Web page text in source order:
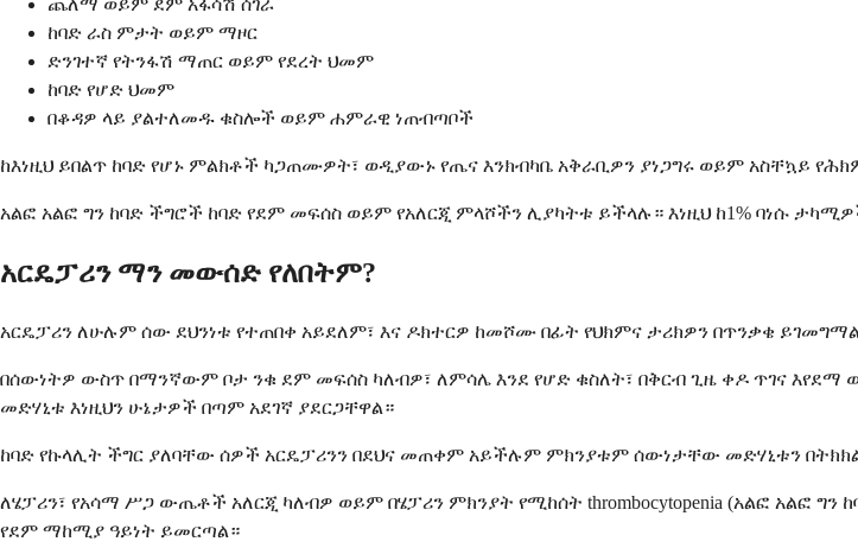
ጨለማ ወይም ደም አፋሳሽ ሰገራ
ከባድ ራስ ምታት ወይም ማዞር
ድንገተኛ የትንፋሽ ማጠር ወይም የደረት ህመም
ከባድ የሆድ ህመም
በቆዳዎ ላይ ያልተለመዱ ቁስሎች ወይም ሐምራዊ ነጠብጣቦች
ከእነዚህ ይበልጥ ከባድ የሆኑ ምልክቶች ካጋጠሙዎት፣ ወዲያውኑ የጤና እንክብካቤ አቅራቢዎን ያነጋግሩ ወይም አስቸኳይ
አልፎ አልፎ ግን ከባድ ችግሮች ከባድ የደም መፍሰስ ወይም የአለርጂ ምላሾችን ሊያካትቱ ይችላሉ። እነዚህ ከ1% ባነሱ
አርዴፓሪን ማን መውሰድ የለበትም?
አርዴፓሪን ለሁሉም ሰው ደህንነቱ የተጠበቀ አይደለም፣ እና ዶክተርዎ ከመሾሙ በፊት የህክምና ታሪክዎን በጥንቃቄ
በሰውነትዎ ውስጥ በማንኛውም ቦታ ንቁ ደም መፍሰስ ካለብዎ፣ ለምሳሌ እንደ የሆድ ቁስለት፣ በቅርብ ጊዜ ቀዶ ጥገና
መድሃኒቱ እነዚህን ሁኔታዎች በጣም አደገኛ ያደርጋቸዋል።
ከባድ የኩላሊት ችግር ያለባቸው ሰዎች አርዴፓሪንን በደህና መጠቀም አይችሉም ምክንያቱም ሰውነታቸው መድሃኒቱን
ለሄፓሪን፣ የአሳማ ሥጋ ውጤቶች አለርጂ ካለብዎ ወይም በሄፓሪን ምክንያት የሚከሰት thrombocytopenia (አልፎ አልፎ
የደም ማከሚያ ዓይነት ይመርጣል።